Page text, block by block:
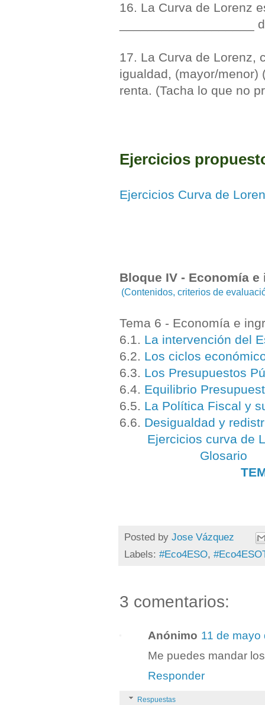
16. La Curva de Lorenz
___________________
17. La Curva de Lorenz,
igualdad, (mayor/menor)
renta. (Tacha lo que no
Ejercicios
Ejercicios Curva de
Bloque IV - Economía
(Contenidos, criterios de
Tema 6 - Economía e
6.1. La intervención del
6.2. Los ciclos
6.3. Los Presupuestos
6.4. Equilibrio
6.5. La Política Fiscal y
6.6. Desigualdad y
Ejercicios curva de
Glosario
Posted by Jose Vázquez
Labels: #Eco4ESO,
3 comentarios:
Anónimo 11 de mayo
Me puedes mandar
Responder
Respuestas